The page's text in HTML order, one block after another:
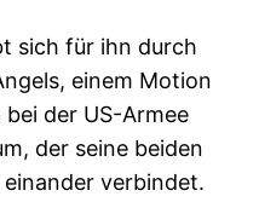
sich für ihn durch
einem Motion
der US-Armee
der seine beiden
verbindet.